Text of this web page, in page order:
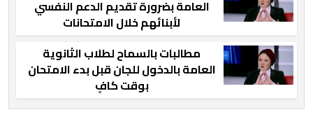
العامة بضرورة تقديم الدعم النفسي
لأبنائهم خلال الامتحانات
مطالبات بالسماح لطلاب الثانوية
العامة بالدخول للجان قبل بدء الامتحان
بوقت كافٍ